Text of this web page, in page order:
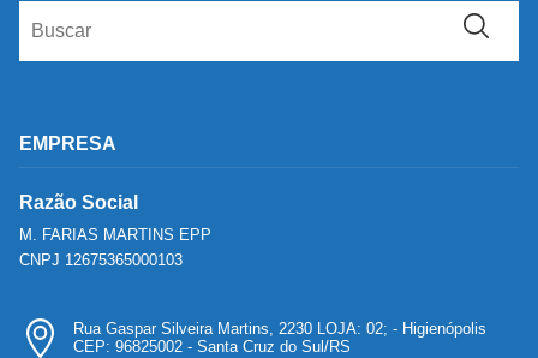
EMPRESA
Razão Social
M. FARIAS MARTINS EPP
CNPJ 12675365000103
Rua Gaspar Silveira Martins, 2230 LOJA: 02; - Higienópolis
CEP: 96825002 - Santa Cruz do Sul/RS